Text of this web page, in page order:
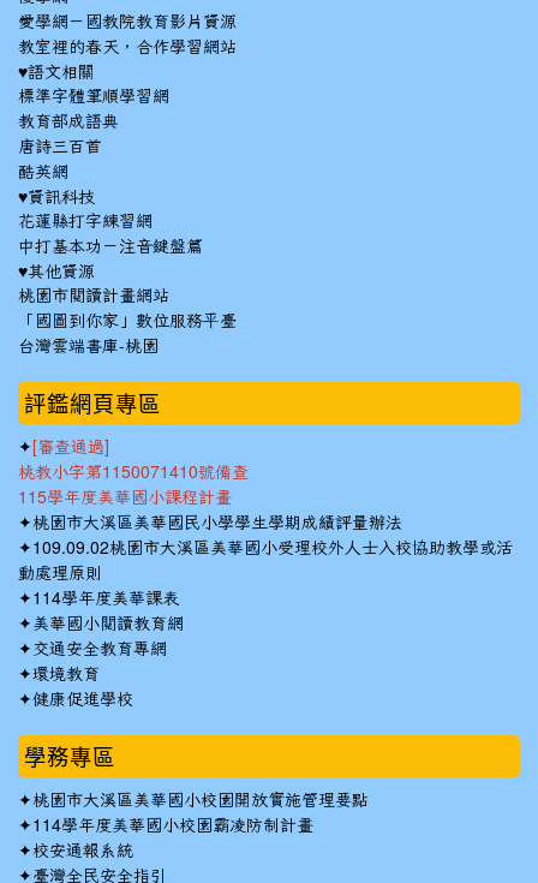
愛學網－國教院教育影片資源
教室裡的春天，合作學習網站
♥語文相關
標準字體筆順學習網
教育部成語典
唐詩三百首
酷英網
♥資訊科技
花蓮縣打字練習網
中打基本功－注音鍵盤篇
♥其他資源
桃園市閱讀計畫網站
「國圖到你家」數位服務平臺
台灣雲端書庫-桃園
::: 評鑑網頁專區
✦ [審查通過]
桃教小字第1150071410號備查
115學年度美華國小課程計畫
✦桃園市大溪區美華國民小學學生學期成績評量辦法
✦109.09.02桃園市大溪區美華國小受理校外人士入校協助教學或活
動處理原則
✦114學年度美華課表
✦美華國小閱讀教育網
✦ 交通安全教育專網
✦環境教育
✦健康促進學校
學務專區
✦桃園市大溪區美華國小校園開放實施管理要點
✦114學年度美華國小校園霸凌防制計畫
✦校安通報系統
✦臺灣全民安全指引